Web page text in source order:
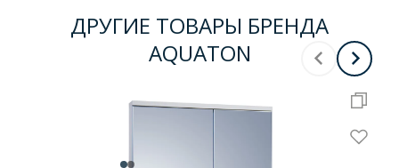
ДРУГИЕ ТОВАРЫ БРЕНДА
AQUATON